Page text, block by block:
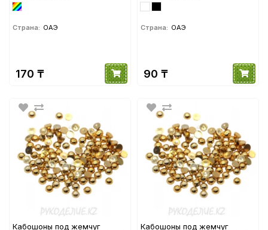
Страна: ОАЭ
170 ₸
Страна: ОАЭ
90 ₸
Кабошоны под жемчуг
Кабошоны под жемчуг